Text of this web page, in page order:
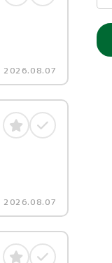
2026.08.07
2026.08.07